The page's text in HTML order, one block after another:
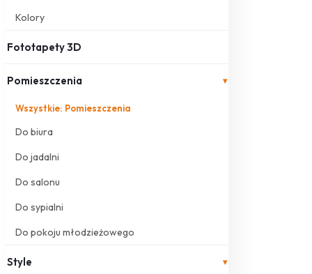
Kolory
Fototapety 3D
Pomieszczenia ▾
Wszystkie: Pomieszczenia
Do biura
Do jadalni
Do salonu
Do sypialni
Do pokoju młodzieżowego
Style ▾